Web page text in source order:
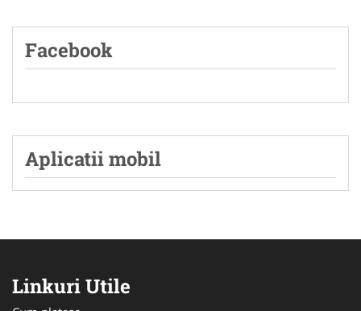
Facebook
Aplicatii mobil
Linkuri Utile